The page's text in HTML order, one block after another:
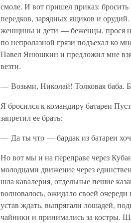
смоле. И вот пришел приказ: бросить
передков, зарядных ящиков и
женщины и дети — беженцы, прося
по непролазной грязи подъехал ко
Павел Янюшкин и предложил мне
везти.
— Возьми, Николай! Толковая баба.
Я бросился к командиру батареи
запретил ее брать:
— Да ты что — бардак из батареи
Но вот мы и на переправе через
молодцами движение через
шла кавалерия, отдельные пешие
волновалось, ожидало своей
устав ждать, выпрягали лошадей,
чайники и принимались за костры.